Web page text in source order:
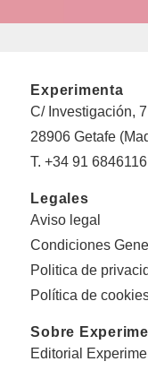
Experimenta
C/ Investigación, 7
28906 Getafe
T. +34 91 6846116
Legales
Aviso legal
Condiciones
Politica de
Política de
Sobre
Editorial